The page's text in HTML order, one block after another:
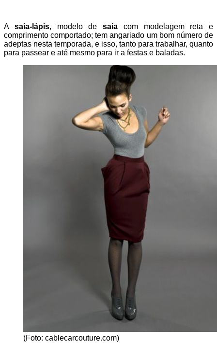
A saia-lápis, modelo de saia com modelagem reta e
comprimento comportado; tem angariado um bom número de
adeptas nesta temporada, e isso, tanto para trabalhar, quanto
para passear e até mesmo para ir a festas e baladas.
(Foto: cablecarcouture.com)